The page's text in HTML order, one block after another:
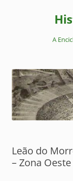
A
Leão do
– Zona Oeste